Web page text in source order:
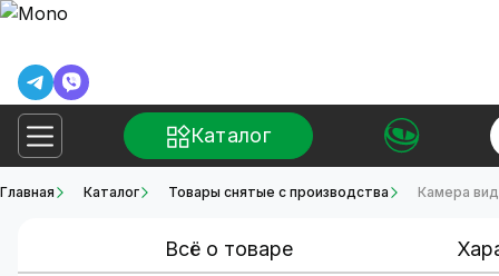
Каталог
Главная Каталог Товары снятые с производства Камера
Всё о товаре